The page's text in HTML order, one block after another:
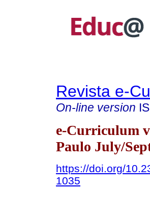
Revista e-
On-line version
e-Curriculum
Paulo July/
https://doi.org/
1035